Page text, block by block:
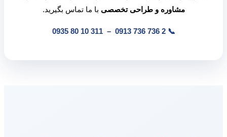
مشاوره و طراحی تخصصی با ما تماس بگیرید.
📞
2 736 736 0913
–
311 10 80 0935